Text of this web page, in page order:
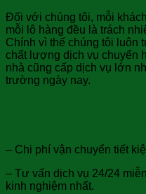
Đối với chúng tôi, mỗi
mỗi lô hàng đều là trách
Chính vì thế chúng tôi luôn
chất lượng dịch vụ chuyển
nhà cũng cấp dịch vụ lớn
trường ngày nay.
– Chi phí vận chuyển tiết
– Tư vấn dịch vụ 24/24
kinh nghiệm nhất.